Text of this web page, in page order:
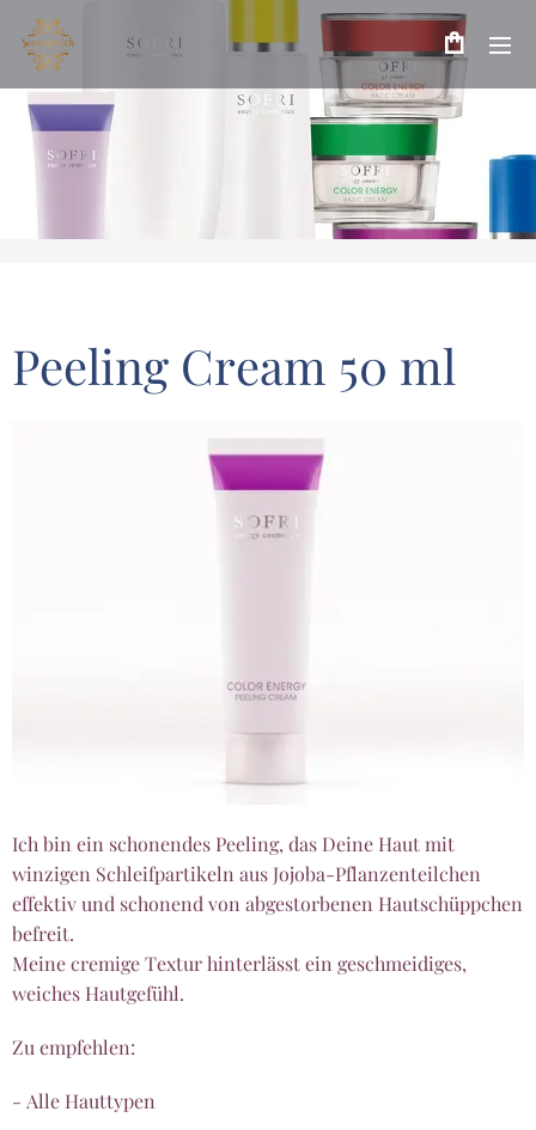
Peeling Cream 50 ml
Ich bin ein schonendes Peeling, das Deine Haut mit
winzigen Schleifpartikeln aus Jojoba-Pflanzenteilchen
effektiv und schonend von abgestorbenen Hautschüppchen
befreit.
Meine cremige Textur hinterlässt ein geschmeidiges,
weiches Hautgefühl.
Zu empfehlen:
- Alle Hauttypen